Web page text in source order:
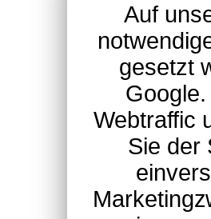
Auf
gesetzt
Webtraffic
Sie der